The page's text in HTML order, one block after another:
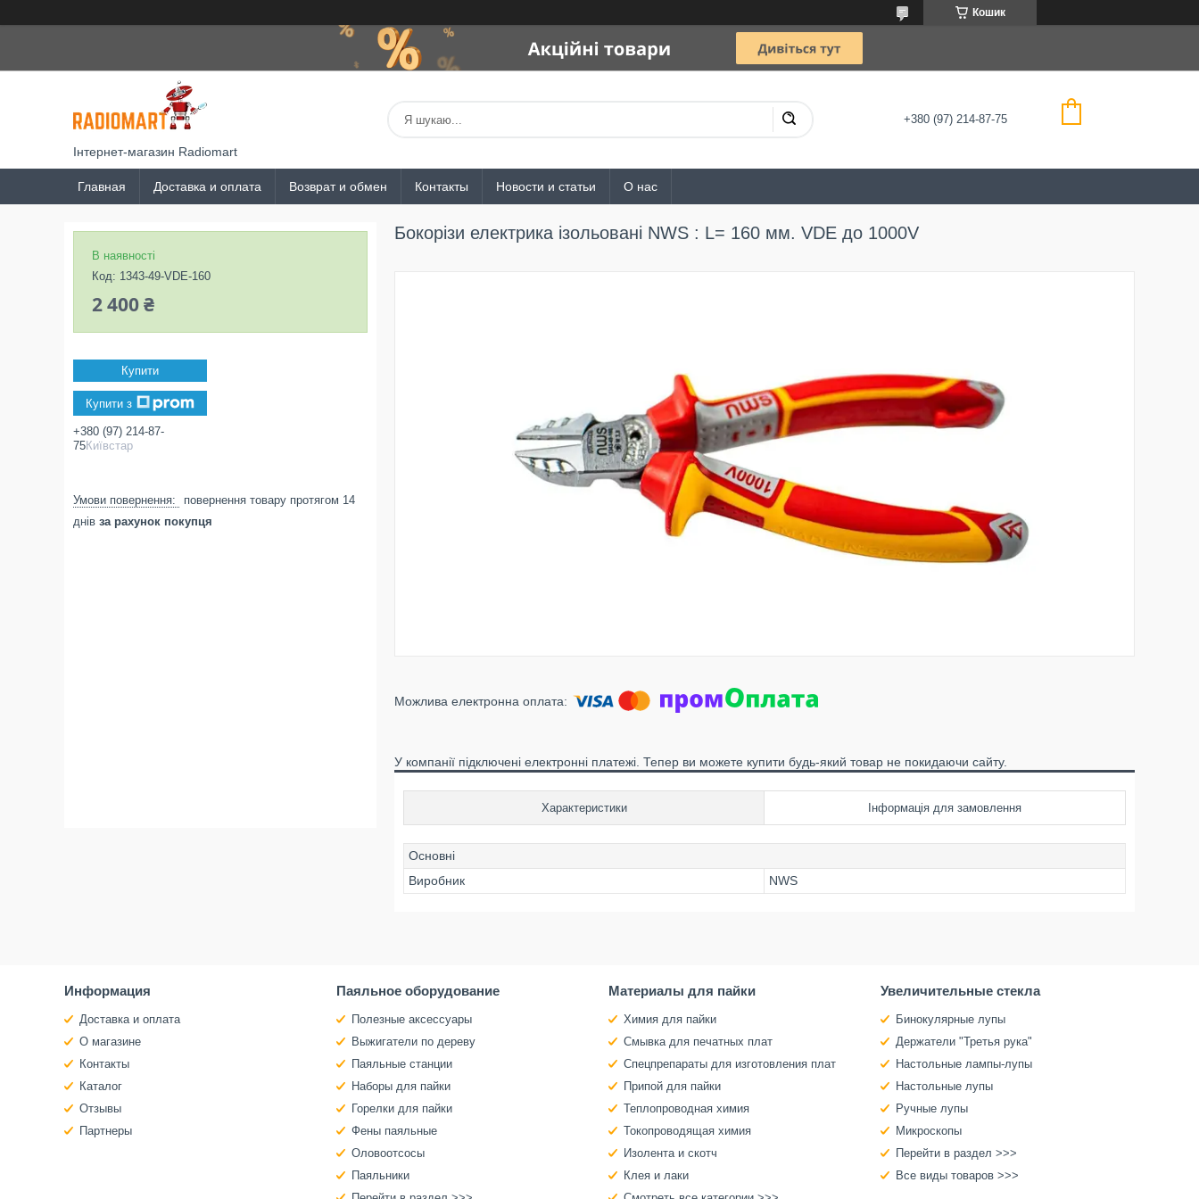
Кошик
Інтернет-магазин Radiomart
+380 (97) 214-87-75
Главная Доставка и оплата Возврат и обмен Контакты Новости и статьи О нас
Бокорізи електрика ізольовані NWS : L= 160 мм. VDE до 1000V
У компанії підключені електронні платежі. Тепер ви можете купити будь-який товар не покидаючи сайту.
Характеристики Інформація для замовлення
Основні
Виробник
NWS
В наявності
Код: 1343-49-VDE-160
2 400 ₴
Купити
Купити з
+380 (97) 214-87-
75Київстар
повернення товару протягом 14
днів за рахунок покупця
Информация
Доставка и оплата
О магазине
Контакты
Каталог
Отзывы
Партнеры
Паяльное оборудование
Полезные аксессуары
Выжигатели по дереву
Паяльные станции
Наборы для пайки
Горелки для пайки
Фены паяльные
Оловоотсосы
Паяльники
Материалы для пайки
Химия для пайки
Смывка для печатных плат
Спецпрепараты для изготовления плат
Припой для пайки
Теплопроводная химия
Токопроводящая химия
Изолента и скотч
Клея и лаки
Увеличительные стекла
Бинокулярные лупы
Держатели "Третья рука"
Настольные лампы-лупы
Настольные лупы
Ручные лупы
Микроскопы
Перейти в раздел >>>
Все виды товаров >>>